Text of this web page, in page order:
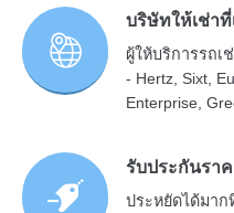
บริษัทให้เช่า
ผู้ให้บริการรถเ
- Hertz, Sixt,
Enterprise,
รับประกันรา
ประหยัดได้มาก